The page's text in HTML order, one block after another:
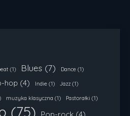
(1) Blues (7) Dance (1)
hop (4) Indie (1) Jazz (1)
muzyka klasyczna (1) Pastorałki (1)
(75)